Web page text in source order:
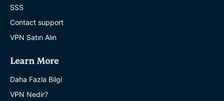
SSS
Contact support
VPN Satın Alın
Learn More
Daha Fazla Bilgi
VPN Nedir?